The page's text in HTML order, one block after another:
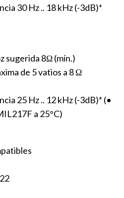
30 Hz .. 18 kHz (-3dB)*
sugerida 8Ω (mín.)
de 5 vatios a 8 Ω
25 Hz .. 12 kHz (-3dB)* (•
a 25°C)